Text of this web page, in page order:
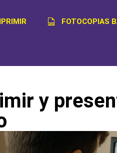
FOTOCOPIAS
y